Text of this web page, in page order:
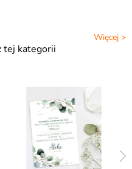
Więcej >
tej kategorii